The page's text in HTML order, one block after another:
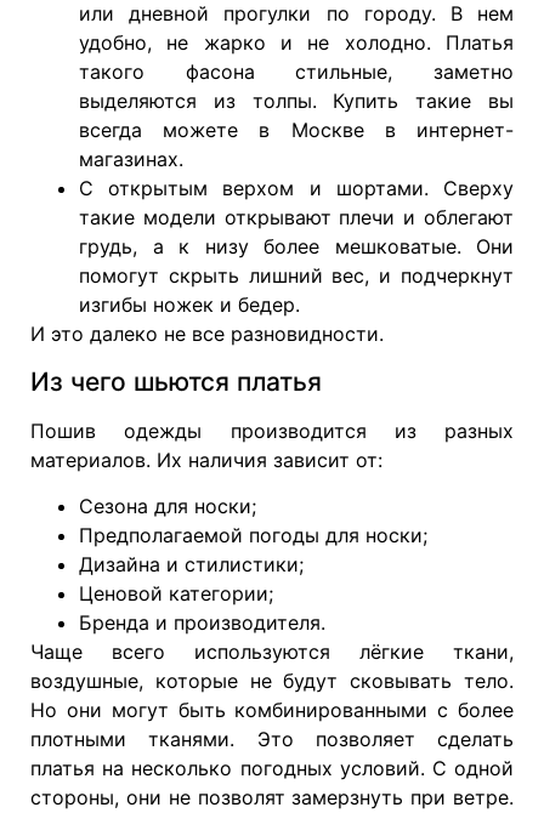
или дневной прогулки по городу. В нем
удобно, не жарко и не холодно. Платья
такого фасона стильные, заметно
выделяются из толпы. Купить такие вы
всегда можете в Москве в интернет-
магазинах.
С открытым верхом и шортами. Сверху
такие модели открывают плечи и облегают
грудь, а к низу более мешковатые. Они
помогут скрыть лишний вес, и подчеркнут
изгибы ножек и бедер.
И это далеко не все разновидности.
Из чего шьются платья
Пошив одежды производится из разных
материалов. Их наличия зависит от:
Сезона для носки;
Предполагаемой погоды для носки;
Дизайна и стилистики;
Ценовой категории;
Бренда и производителя.
Чаще всего используются лёгкие ткани,
воздушные, которые не будут сковывать тело.
Но они могут быть комбинированными с более
плотными тканями. Это позволяет сделать
платья на несколько погодных условий. С одной
стороны, они не позволят замерзнуть при ветре.